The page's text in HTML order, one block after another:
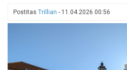
lekkida
Postitas Trillian - 11.04.2026 00:56